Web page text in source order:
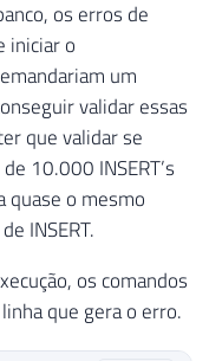
os erros de
iniciar o
um
validar essas
que validar se
10.000 INSERT’s
quase o mesmo
INSERT.
os comandos
que gera o erro.